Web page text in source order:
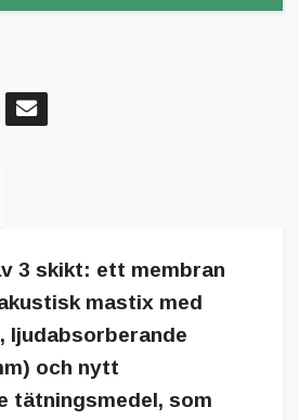
3 skikt: ett membran
mastix med
ljudabsorberande
och nytt
tätningsmedel, som